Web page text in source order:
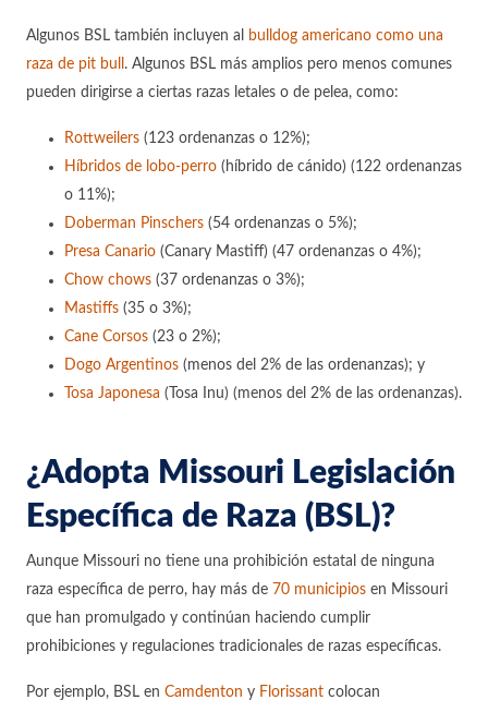
Algunos BSL también incluyen al
bulldog americano como una
raza de pit bull . Algunos BSL más amplios pero menos comunes
pueden dirigirse a ciertas razas letales o de pelea, como:
Rottweilers (123 ordenanzas o 12%);
Híbridos de lobo-perro (híbrido de cánido) (122 ordenanzas
o 11%);
Doberman Pinschers (54 ordenanzas o 5%);
Presa Canario (Canary Mastiff) (47 ordenanzas o 4%);
Chow chows (37 ordenanzas o 3%);
Mastiffs (35 o 3%);
Cane Corsos (23 o 2%);
Dogo Argentinos (menos del 2% de las ordenanzas); y
Tosa Japonesa (Tosa Inu) (menos del 2% de las ordenanzas).
¿Adopta Missouri Legislación
Específica de Raza (BSL)?
Aunque Missouri no tiene una prohibición estatal de ninguna
raza específica de perro, hay más de 70 municipios en Missouri
que han promulgado y continúan haciendo cumplir
prohibiciones y regulaciones tradicionales de razas específicas.
Por ejemplo, BSL en Camdenton y Florissant colocan